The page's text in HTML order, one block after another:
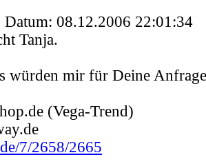
08.12.2006 22:01:34
Tanja.
würden mir für Deine
(Vega-Trend)
7/2658/2665